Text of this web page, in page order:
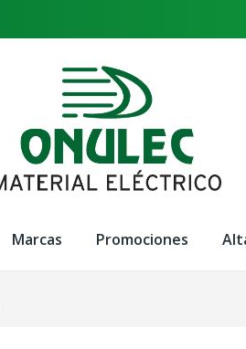
Marcas Promociones